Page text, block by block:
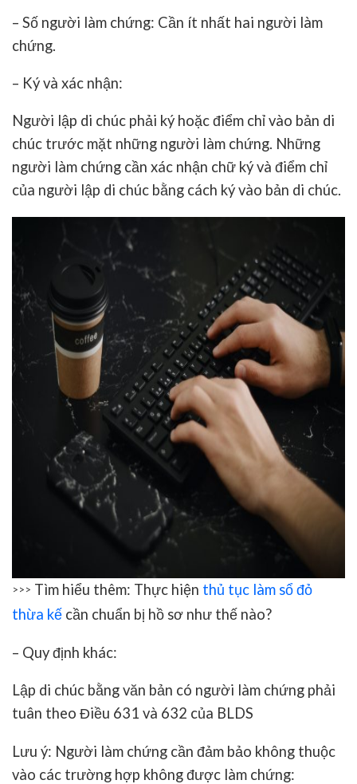
– Số người làm chứng: Cần ít nhất hai người làm
chứng.
– Ký và xác nhận:
Người lập di chúc phải ký hoặc điểm chỉ vào bản di
chúc trước mặt những người làm chứng. Những
người làm chứng cần xác nhận chữ ký và điểm chỉ
của người lập di chúc bằng cách ký vào bản di chúc.
>>> Tìm hiểu thêm: Thực hiện thủ tục làm sổ đỏ
thừa kế cần chuẩn bị hồ sơ như thế nào?
– Quy định khác:
Lập di chúc bằng văn bản có người làm chứng phải
tuân theo Điều 631 và 632 của BLDS
Lưu ý: Người làm chứng cần đảm bảo không thuộc
vào các trường hợp không được làm chứng: